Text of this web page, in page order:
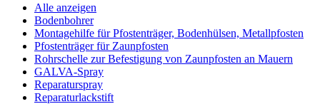
Alle anzeigen
Bodenbohrer
Montagehilfe für Pfostenträger, Bodenhülsen, Metallpfosten
Pfostenträger für Zaunpfosten
Rohrschelle zur Befestigung von Zaunpfosten an Mauern
GALVA-Spray
Reparaturspray
Reparaturlackstift